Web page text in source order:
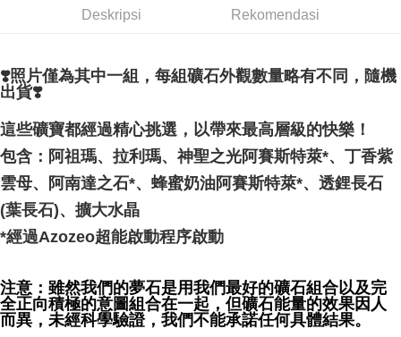
NT$3,000 atau lebih
NT$80/pesanan | Penghantaran percuma untuk pesanan
NT$3,000 atau lebih
賣家宅配幫您送（台灣）
NT$80/pesanan | Penghantaran percuma untuk pesanan
NT$3,000 atau lebih
郵局幫你送（離島）
NT$80/pesanan | Penghantaran percuma untuk pesanan
付款後門市自取
Penghantaran percuma
Deskripsi Rekomendasi
❣️照片僅為其中一組，每組礦石外觀數量略有不同，隨機
出貨❣️
這些礦寶都經過精心挑選，以帶來最高層級的快樂！
包含：阿祖瑪、拉利瑪、神聖之光阿賽斯特萊*、丁香紫
雲母、阿南達之石*、蜂蜜奶油阿賽斯特萊*、透鋰長石
(葉長石)、擴大水晶
*經過Azozeo超能啟動程序啟動
注意：雖然我們的夢石是用我們最好的礦石組合以及完
全正向積極的意圖組合在一起，但礦石能量的效果因人
而異，未經科學驗證，我們不能承諾任何具體結果。